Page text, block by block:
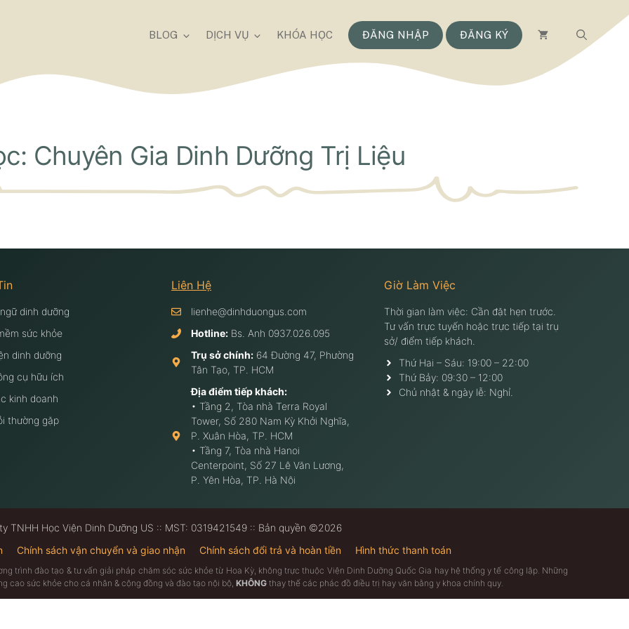
BLOG DỊCH VỤ KHÓA HỌC ĐĂNG NHẬP ĐĂNG KÝ
Chuyên Gia Dinh Dưỡng Trị Liệu
dinh dưỡng
sức khỏe
dinh dưỡng
cụ hữu ích
kinh doanh
thường gặp
Liên Hệ
lienhe@dinhduongus.com
Hotline: Bs. Anh 0937.026.095
Trụ sở chính: 64 Đường 47, Phường
Tân Tạo, TP. HCM
Địa điểm tiếp khách:
• Tầng 2, Tòa nhà Terra Royal
Tower, Số 280 Nam Kỳ Khởi Nghĩa,
P. Xuân Hòa, TP. HCM
• Tầng 7, Tòa nhà Hanoi
Centerpoint, Số 27 Lê Văn Lương,
P. Yên Hòa, TP. Hà Nội
Giờ Làm Việc
Thời gian làm việc: Cần đặt hẹn trước.
Tư vấn trực tuyến hoặc trực tiếp tại trụ
sở/ điểm tiếp khách.
Thứ Hai – Sáu: 19:00 – 22:00
Thứ Bảy: 09:30 – 12:00
Chủ nhật & ngày lễ: Nghỉ.
TNHH Học Viện Dinh Dưỡng US :: MST: 0319421549 :: Bản quyền ©2026
Chính sách vận chuyển và giao nhận Chính sách đổi trả và hoàn tiền Hình thức thanh toán
trình đào tạo & tư vấn giải pháp chăm sóc sức khỏe từ Hoa Kỳ, không trực thuộc Viện Dinh Dưỡng Quốc Gia hay hệ thống y tế công lập. Những
cao sức khỏe cho cá nhân & cộng đồng và đào tạo nội bộ, KHÔNG thay thế các phác đồ điều trị hay văn bằng y khoa chính quy.